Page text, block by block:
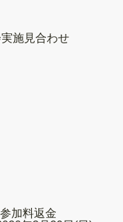
施見合わせ
加料返金